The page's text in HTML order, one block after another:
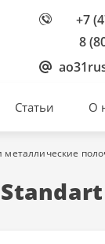
+7
8
Статьи О
металлические